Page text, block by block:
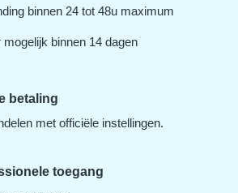
binnen 24 tot 48u maximum
mogelijk binnen 14 dagen
betaling
met officiële instellingen.
toegang